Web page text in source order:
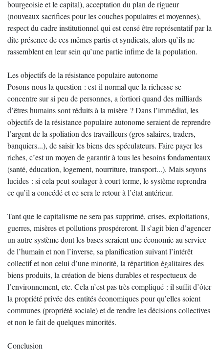
bourgeoisie et le capital), acceptation du plan de rigueur
(nouveaux sacrifices pour les couches populaires et moyennes),
respect du cadre institutionnel qui est censé être représentatif par la
dite présence de ces mêmes partis et syndicats, alors qu’ils ne
rassemblent en leur sein qu’une partie infime de la population.
Les objectifs de la résistance populaire autonome
Posons-nous la question : est-il normal que la richesse se
concentre sur si peu de personnes, a fortiori quand des milliards
d’êtres humains sont réduits à la misère ? Dans l’immédiat, les
objectifs de la résistance populaire autonome seraient de reprendre
l’argent de la spoliation des travailleurs (gros salaires, traders,
banquiers...), de saisir les biens des spéculateurs. Faire payer les
riches, c’est un moyen de garantir à tous les besoins fondamentaux
(santé, éducation, logement, nourriture, transport...). Mais soyons
lucides : si cela peut soulager à court terme, le système reprendra
ce qu’il a concédé et ce sera le retour à l’état antérieur.
Tant que le capitalisme ne sera pas supprimé, crises, exploitations,
guerres, misères et pollutions prospéreront. Il s’agit bien d’agencer
un autre système dont les bases seraient une économie au service
de l’humain et non l’inverse, sa planification suivant l’intérêt
collectif et non celui d’une minorité, la répartition égalitaires des
biens produits, la création de biens durables et respectueux de
l’environnement, etc. Cela n’est pas très compliqué : il suffit d’ôter
la propriété privée des entités économiques pour qu’elles soient
communes (propriété sociale) et de rendre les décisions collectives
et non le fait de quelques minorités.
Conclusion